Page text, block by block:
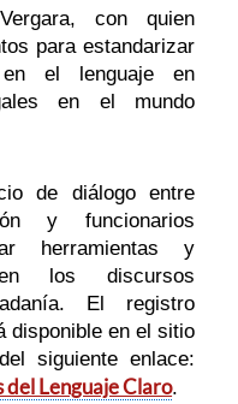
con quien
para estandarizar
el lenguaje en
en el mundo
de diálogo entre
y funcionarios
herramientas y
los discursos
El registro
disponible en el sitio
siguiente enlace:
Lenguaje Claro.